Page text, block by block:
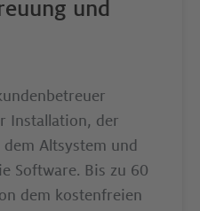
und
Installation, der
Altsystem und
Software. Bis zu 60
dem kostenfreien